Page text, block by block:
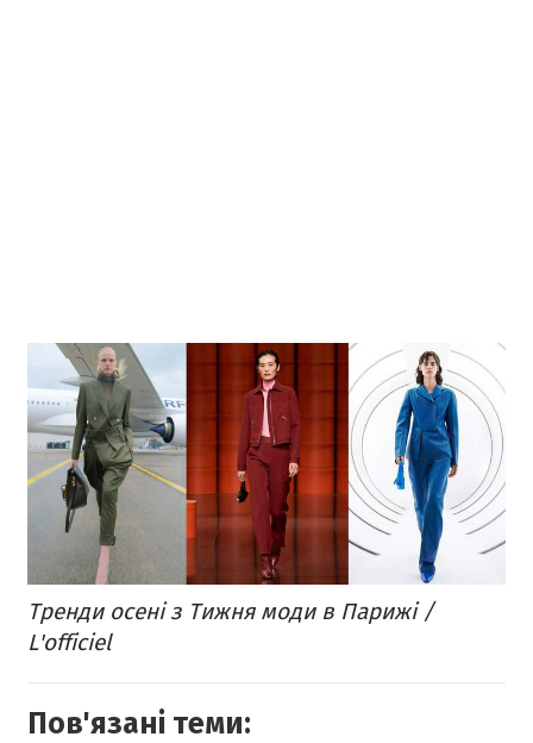
Тренди осені з Тижня моди в Парижі /
L'officiel
Пов'язані теми: